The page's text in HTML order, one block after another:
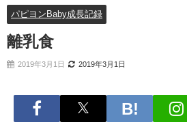
パピヨンBaby成長記録
離乳食
2019年3月1日 2019年3月1日